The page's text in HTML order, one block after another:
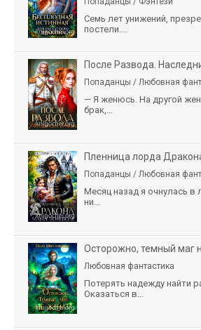
Семь лет унижений,
постели....
После Развода.
Попаданцы / Любовная
— Я женюсь. На другой
брак,...
Пленница лорда
Попаданцы / Любовная
Месяц назад я очнулась в
ни...
Осторожно, темный маг
Любовная фантастика
Потерять надежду найти
Оказаться в...